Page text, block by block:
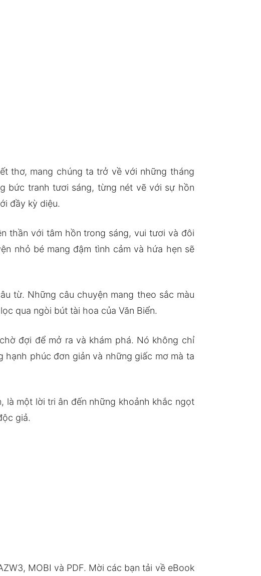
thơ, mang chúng ta trở về với những tháng
bức tranh tươi sáng, từng nét vẽ với sự hồn
đầy kỳ diệu.
thần với tâm hồn trong sáng, vui tươi và đôi
nhỏ bé mang đậm tình cảm và hứa hẹn sẽ
từ. Những câu chuyện mang theo sắc màu
qua ngòi bút tài hoa của Văn Biển.
đợi để mở ra và khám phá. Nó không chỉ
phúc đơn giản và những giấc mơ mà ta
là một lời tri ân đến những khoảnh khắc ngọt
giả.
MOBI và PDF. Mời các bạn tải về eBook